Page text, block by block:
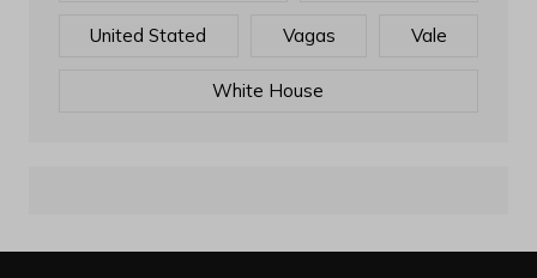
United Stated Vagas Vale
White House